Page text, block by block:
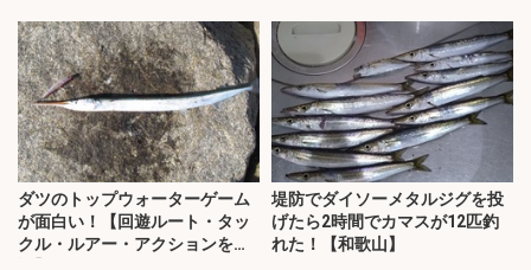
ダツのトップウォーターゲーム
が面白い！【回遊ルート・タッ
クル・ルアー・アクションを解
堤防でダイソーメタルジグを投
げたら2時間でカマスが12匹釣
れた！【和歌山】